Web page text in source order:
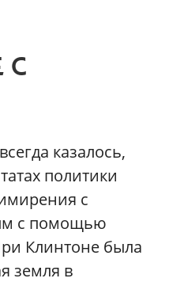
С
казалось,
политики
с
с помощью
Клинтоне была
земля в